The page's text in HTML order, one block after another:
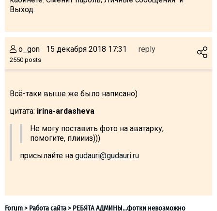
Выход.
o_gon
2550 posts
15 декабря 2018 17:31 reply
Всё-таки выше же было написано)
цитата: irina-ardasheva
Не могу поставить фото на аватарку,
помогите, плиииз)))
присылайте на gudauri@gudauri.ru